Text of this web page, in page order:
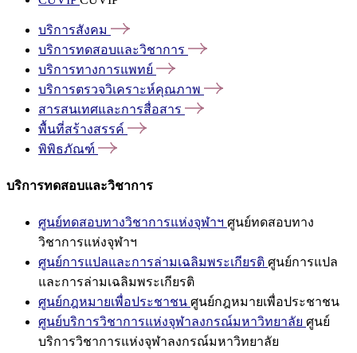
บริการสังคม
บริการทดสอบและวิชาการ
บริการทางการแพทย์
บริการตรวจวิเคราะห์คุณภาพ
สารสนเทศและการสื่อสาร
พื้นที่สร้างสรรค์
พิพิธภัณฑ์
บริการทดสอบและวิชาการ
ศูนย์ทดสอบทางวิชาการแห่งจุฬาฯ ศูนย์ทดสอบทาง
วิชาการแห่งจุฬาฯ
ศูนย์การแปลและการล่ามเฉลิมพระเกียรติ ศูนย์การแปล
และการล่ามเฉลิมพระเกียรติ
ศูนย์กฎหมายเพื่อประชาชน ศูนย์กฎหมายเพื่อประชาชน
ศูนย์บริการวิชาการแห่งจุฬาลงกรณ์มหาวิทยาลัย ศูนย์
บริการวิชาการแห่งจุฬาลงกรณ์มหาวิทยาลัย